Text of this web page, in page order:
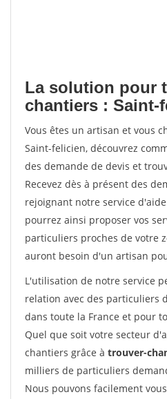
La solution pour
chantiers : Saint-
Vous êtes un artisan et vous
Saint-felicien, découvrez
des demande de devis et
Recevez dès à présent des
rejoignant notre service
pourrez ainsi proposer vos
particuliers proches de votre
auront besoin d'un artisan
L'utilisation de notre service
relation avec des particuliers
dans toute la France et pour
Quel que soit votre secteur
chantiers grâce à trouver-
milliers de particuliers
Nous pouvons facilement